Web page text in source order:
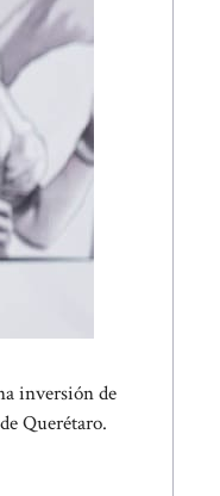
inversión de
Querétaro.